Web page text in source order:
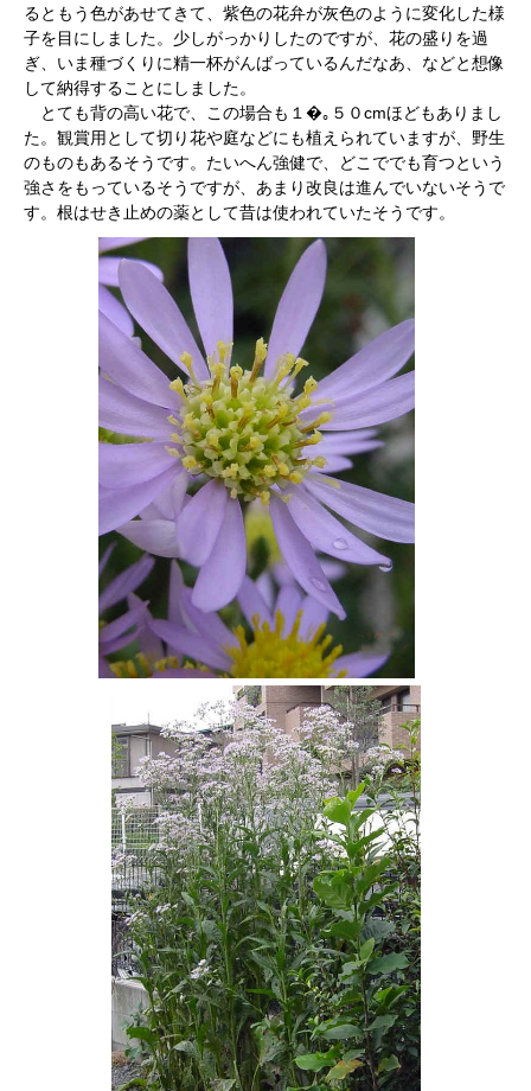
るともう色があせてきて、紫色の花弁が灰色のように変化した様
子を目にしました。少しがっかりしたのですが、花の盛りを過
ぎ、いま種づくりに精一杯がんばっているんだなあ、などと想像
して納得することにしました。
とても背の高い花で、この場合も１�｡５０cmほどもありまし
た。観賞用として切り花や庭などにも植えられていますが、野生
のものもあるそうです。たいへん強健で、どこででも育つという
強さをもっているそうですが、あまり改良は進んでいないそうで
す。根はせき止めの薬として昔は使われていたそうです。